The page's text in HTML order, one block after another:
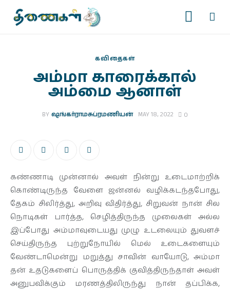
இதழ்கள்
தொடர்கள்
காணொளிகள்
ஆசிரியர் பக்கம்
தொடர்புக்கு
கவிதைகள்
அம்மா காரைக்கால்
அம்மை ஆனாள்
BY ஷங்கர்ராமசுப்ரமணியன் MAY 18, 2022 0
கண்ணாடி முன்னால் அவள் நின்று உடைமாற்றிக்
கொண்டிருந்த வேளை ஜன்னல் வழிக்கடந்தபோது,
தேகம் சிலிர்த்து, அறிவு விதிர்த்து, சிறுவன் நான் சில
நொடிகள் பார்த்த, செழித்திருந்த முலைகள் அல்ல
இப்போது அம்மாவுடையது முழு உடலையும் துவளச்
செய்திருந்த புற்றுநோயில் மெல் உடைகளையும்
வேண்டாமென்று மறுத்து சாவின் வாயோடு, அம்மா
தன் உதடுகளைப் பொருத்திக் குவித்திருந்தாள் அவள்
அனுபவிக்கும் மரணத்திலிருந்து நான் தப்பிக்க,